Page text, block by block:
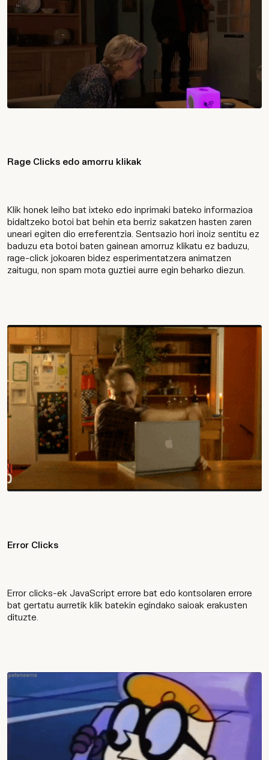
Work
Zerbitzuak
Agentzia
Wip
Rage Clicks edo amorru klikak
Klik honek leiho bat ixteko edo inprimaki bateko informazioa
bidaltzeko botoi bat behin eta berriz sakatzen hasten zaren
uneari egiten dio erreferentzia. Sentsazio hori inoiz sentitu ez
baduzu eta botoi baten gainean amorruz klikatu ez baduzu,
rage-click jokoaren bidez esperimentatzera animatzen
zaitugu, non spam mota guztiei aurre egin beharko diezun.
Error Clicks
Error clicks-ek JavaScript errore bat edo kontsolaren errore
bat gertatu aurretik klik batekin egindako saioak erakusten
dituzte.